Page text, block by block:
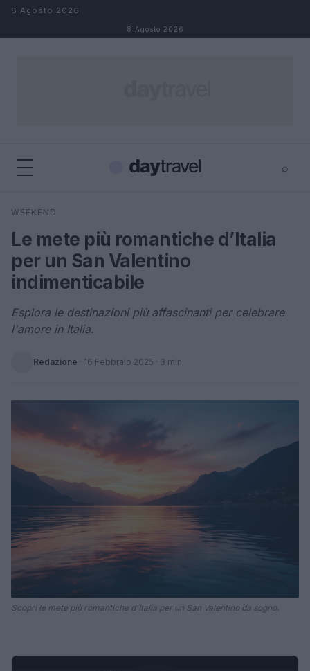
Salta al contenuto
8 Agosto 2026
8 Agosto 2026
⌕
Cerca
WEEKEND
Le mete più romantiche d’Italia
per un San Valentino
indimenticabile
Esplora le destinazioni più affascinanti per celebrare
l'amore in Italia.
Redazione · 16 Febbraio 2025 · 3 min
Scopri le mete più romantiche d'Italia per un San Valentino da sogno.